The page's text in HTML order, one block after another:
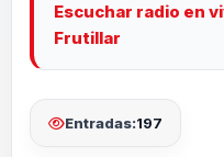
Escuchar radio en
Frutillar
Entradas:197